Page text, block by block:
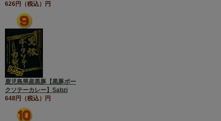
626円（税込）円
鹿児島県産黒豚【黒豚ポー
クソテーカレー】Sabzi
648円（税込）円